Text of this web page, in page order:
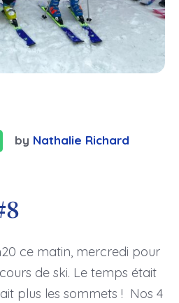
by Nathalie Richard
ce matin, mercredi pour
de ski. Le temps était
plus les sommets ! Nos 4